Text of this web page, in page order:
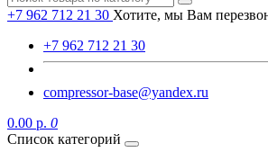
+7 962 712 21 30 Хотите, мы Вам
+7 962 712 21 30
compressor-base@yandex.ru
0.00 р. 0
Список категорий